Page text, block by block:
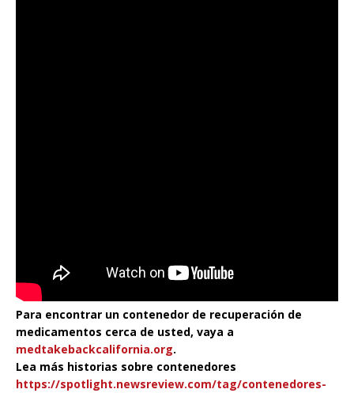
Para encontrar un contenedor de recuperación de
medicamentos cerca de usted, vaya a
medtakebackcalifornia.org.
Lea más historias sobre contenedores
https://spotlight.newsreview.com/tag/contenedores-